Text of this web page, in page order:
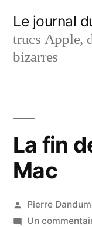
contenu
Le journal
trucs Apple,
bizarres
La fin
Mac
Publié
par
Pierre
Un